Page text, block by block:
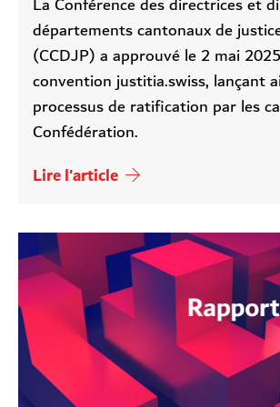
départements cantonaux de
(CCDJP) a approuvé le 2 mai
convention justitia.swiss, lançant
processus de ratification par les
Confédération.
Lire l'article